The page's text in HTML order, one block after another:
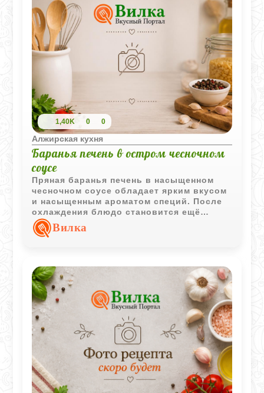
1,40K 0 0
Алжирская кухня
Баранья печень в остром чесночном
соусе
Пряная баранья печень в насыщенном
чесночном соусе обладает ярким вкусом
и насыщенным ароматом специй. После
охлаждения блюдо становится ещё
выразительнее и отлично подходит в
качестве холодной закуски.
Вилка